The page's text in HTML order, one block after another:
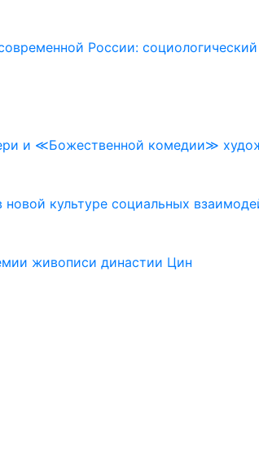
России:
и ≪Божественной комедии≫
культуре социальных
живописи династии Цин